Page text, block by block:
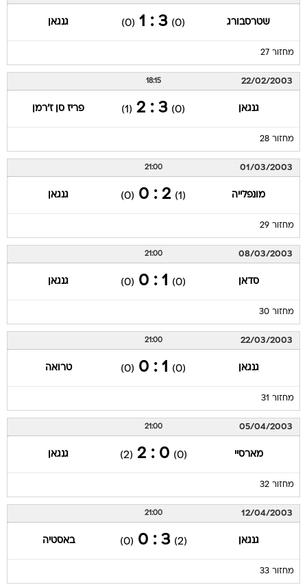
שטרסבורג (0)
3 : 1
(0) גנגאן
מחזור 27
22/02/2003
18:15
גנגאן (0)
3 : 2
(1) פריז סן ז'רמן
מחזור 28
01/03/2003
21:00
מונפלייה (1)
2 : 0
(0) גנגאן
מחזור 29
08/03/2003
21:00
סדאן (0)
1 : 0
(0) גנגאן
מחזור 30
22/03/2003
21:00
גנגאן (0)
1 : 0
(0) טרואה
מחזור 31
05/04/2003
21:00
מארסיי (0)
0 : 2
(2) גנגאן
מחזור 32
12/04/2003
21:00
גנגאן (2)
3 : 0
(0) באסטיה
מחזור 33